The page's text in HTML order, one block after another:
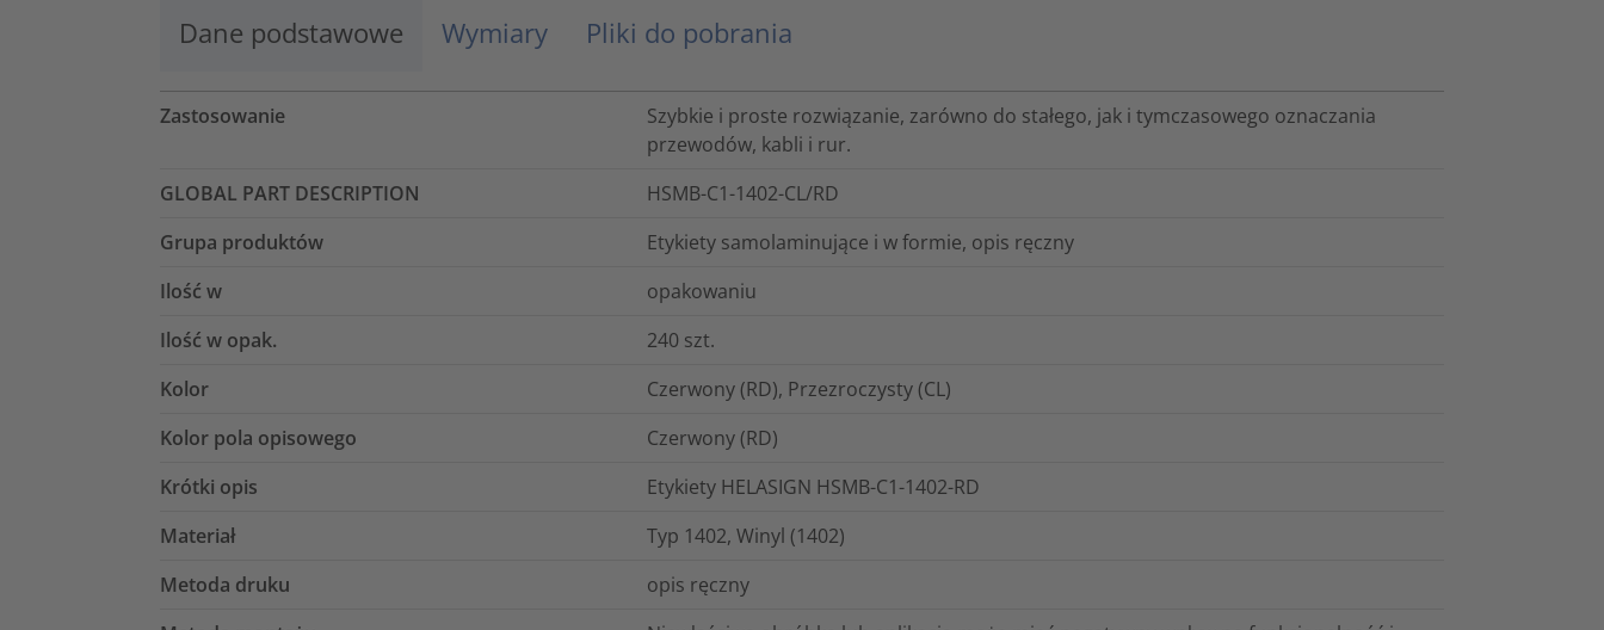
Dane podstawowe Wymiary Pliki do pobrania
Zastosowanie
Szybkie i proste rozwiązanie, zarówno do stałego, jak i tymczasowego oznaczania
przewodów, kabli i rur.
GLOBAL PART DESCRIPTION
HSMB-C1-1402-CL/RD
Grupa produktów
Etykiety samolaminujące i w formie, opis ręczny
Ilość w
opakowaniu
Ilość w opak.
240 szt.
Kolor
Czerwony (RD), Przezroczysty (CL)
Kolor pola opisowego
Czerwony (RD)
Krótki opis
Etykiety HELASIGN HSMB-C1-1402-RD
Materiał
Typ 1402, Winyl (1402)
Metoda druku
opis ręczny